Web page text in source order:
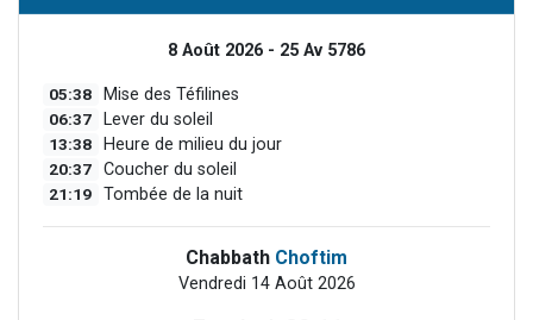
8 Août 2026 - 25 Av 5786
05:38 Mise des Téfilines
06:37 Lever du soleil
13:38 Heure de milieu du jour
20:37 Coucher du soleil
21:19 Tombée de la nuit
Chabbath Choftim
Vendredi 14 Août 2026